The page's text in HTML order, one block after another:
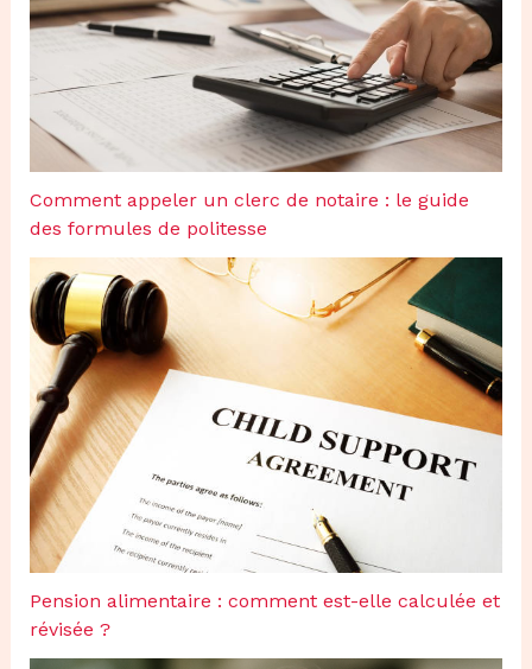
Comment appeler un clerc de notaire : le guide
des formules de politesse
Pension alimentaire : comment est-elle calculée et
révisée ?